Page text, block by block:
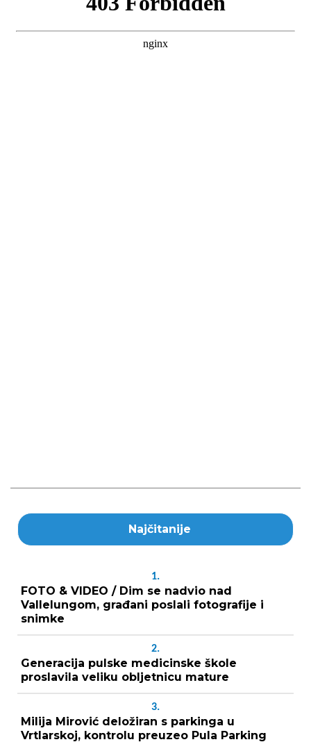
Najčitanije
1.
FOTO & VIDEO / Dim se nadvio nad
Vallelungom, građani poslali fotografije i
snimke
2.
Generacija pulske medicinske škole
proslavila veliku obljetnicu mature
3.
Milija Mirović deložiran s parkinga u
Vrtlarskoj, kontrolu preuzeo Pula Parking